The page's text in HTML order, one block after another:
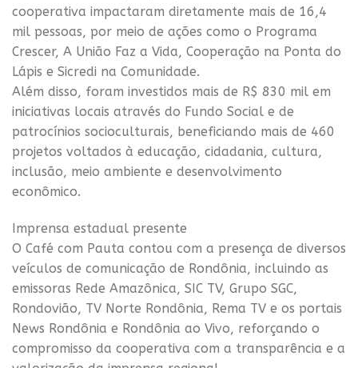
cooperativa impactaram diretamente mais de 16,4
mil pessoas, por meio de ações como o Programa
Crescer, A União Faz a Vida, Cooperação na Ponta do
Lápis e Sicredi na Comunidade.
Além disso, foram investidos mais de R$ 830 mil em
iniciativas locais através do Fundo Social e de
patrocínios socioculturais, beneficiando mais de 460
projetos voltados à educação, cidadania, cultura,
inclusão, meio ambiente e desenvolvimento
econômico.
Imprensa estadual presente
O Café com Pauta contou com a presença de diversos
veículos de comunicação de Rondônia, incluindo as
emissoras Rede Amazônica, SIC TV, Grupo SGC,
Rondovião, TV Norte Rondônia, Rema TV e os portais
News Rondônia e Rondônia ao Vivo, reforçando o
compromisso da cooperativa com a transparência e a